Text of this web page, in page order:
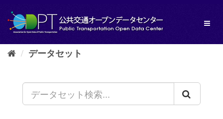
し
データセット